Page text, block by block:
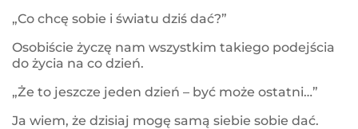
„Co chcę sobie i światu dziś dać?”
Osobiście życzę nam wszystkim takiego podejścia
do życia na co dzień.
„Że to jeszcze jeden dzień – być może ostatni…”
Ja wiem, że dzisiaj mogę samą siebie sobie dać.